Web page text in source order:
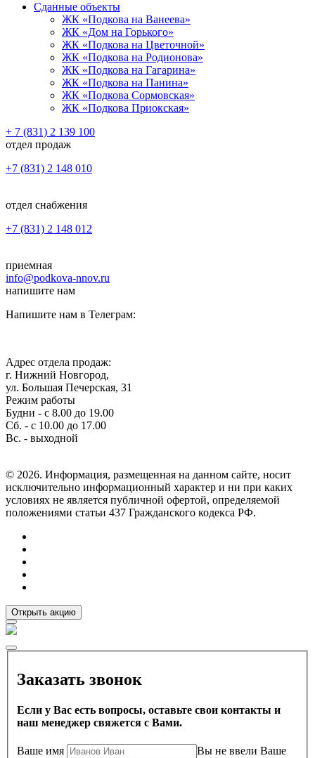
Сданные объекты
ЖК «Подкова на Ванеева»
ЖК «Дом на Горького»
ЖК «Подкова на Цветочной»
ЖК «Подкова на Родионова»
ЖК «Подкова на Гагарина»
ЖК «Подкова на Панина»
ЖК «Подкова Сормовская»
ЖК «Подкова Приокская»
+ 7 (831) 2 139 100
отдел продаж
+7 (831) 2 148 010
отдел снабжения
+7 (831) 2 148 012
приемная
info@podkova-nnov.ru
напишите нам
Напишите нам в Телеграм:
Адрес отдела продаж:
г. Нижний Новгород,
ул. Большая Печерская, 31
Режим работы
Будни - с 8.00 до 19.00
Сб. - с 10.00 до 17.00
Вс. - выходной
© 2026. Информация, размещенная на данном сайте, носит
исключительно информационный характер и ни при каких
условиях не является публичной офертой, определяемой
положениями статьи 437 Гражданского кодекса РФ.
Открыть акцию
Заказать звонок
Если у Вас есть вопросы, оставьте свои контакты и
наш менеджер свяжется с Вами.
Ваше имя
Вы не ввели Ваше